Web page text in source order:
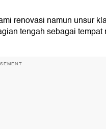
renovasi namun unsur
tengah sebagai tempat